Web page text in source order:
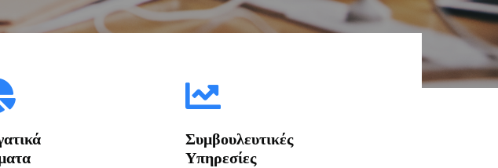
Συμβουλευτικές
Υπηρεσίες